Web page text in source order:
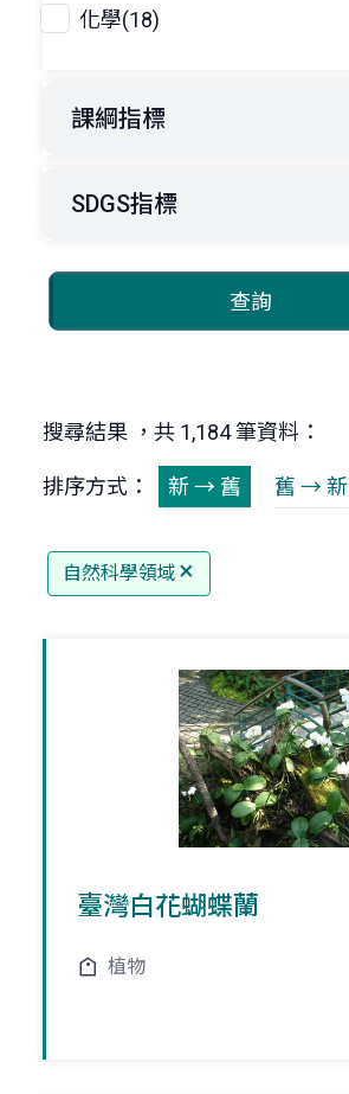
化學(18)
課綱指標
SDGS指標
查詢
搜尋結果 ，共 1,184 筆資料：
排序方式： 新 → 舊 舊 → 新
自然科學領域
臺灣白花蝴蝶蘭
植物